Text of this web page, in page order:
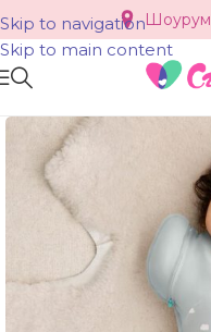
Skip to navigation
Skip to main content
Шоурум